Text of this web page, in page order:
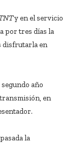
y en el servicio
por tres días la
disfrutarla en
año
en
la